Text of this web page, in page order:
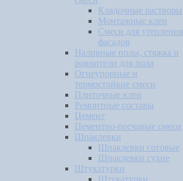
Кладочные растворы
Монтажные клеи
Смеси для утепления
фасадов
Наливные полы, стяжка и
ровнители для пола
Огнеупорные и
термостойкие смеси
Плиточные клеи
Ремонтные составы
Цемент
Цементно-песчаные смеси
Шпаклевки
Шпаклевки готовые
Шпаклевки сухие
Штукатурки